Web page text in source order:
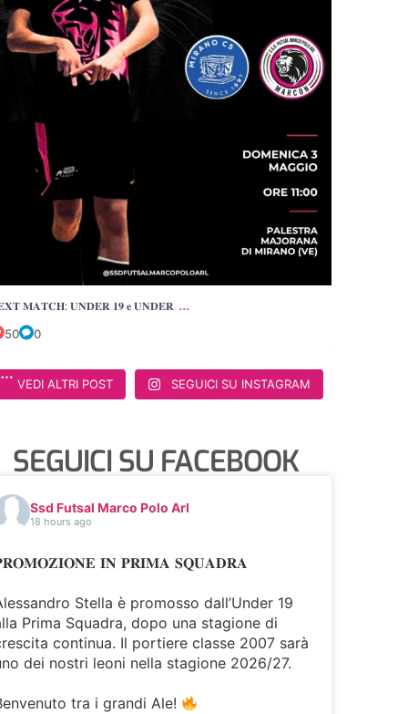
𝐌𝐀𝐓𝐂𝐇: 𝐔𝐍𝐃𝐄𝐑 𝟏𝟗 𝐞 𝐔𝐍𝐃𝐄𝐑 ...
50 0
VEDI ALTRI POST SEGUICI SU INSTAGRAM
SEGUICI SU FACEBOOK
Ssd Futsal Marco Polo Arl
18 hours ago
𝐈𝐍 𝐏𝐑𝐈𝐌𝐀 𝐒𝐐𝐔𝐀𝐃𝐑𝐀
Stella è promosso dall’Under 19
Prima Squadra, dopo una stagione di
continua. Il portiere classe 2007 sarà
dei nostri leoni nella stagione 2026/27.
tra i grandi Ale!